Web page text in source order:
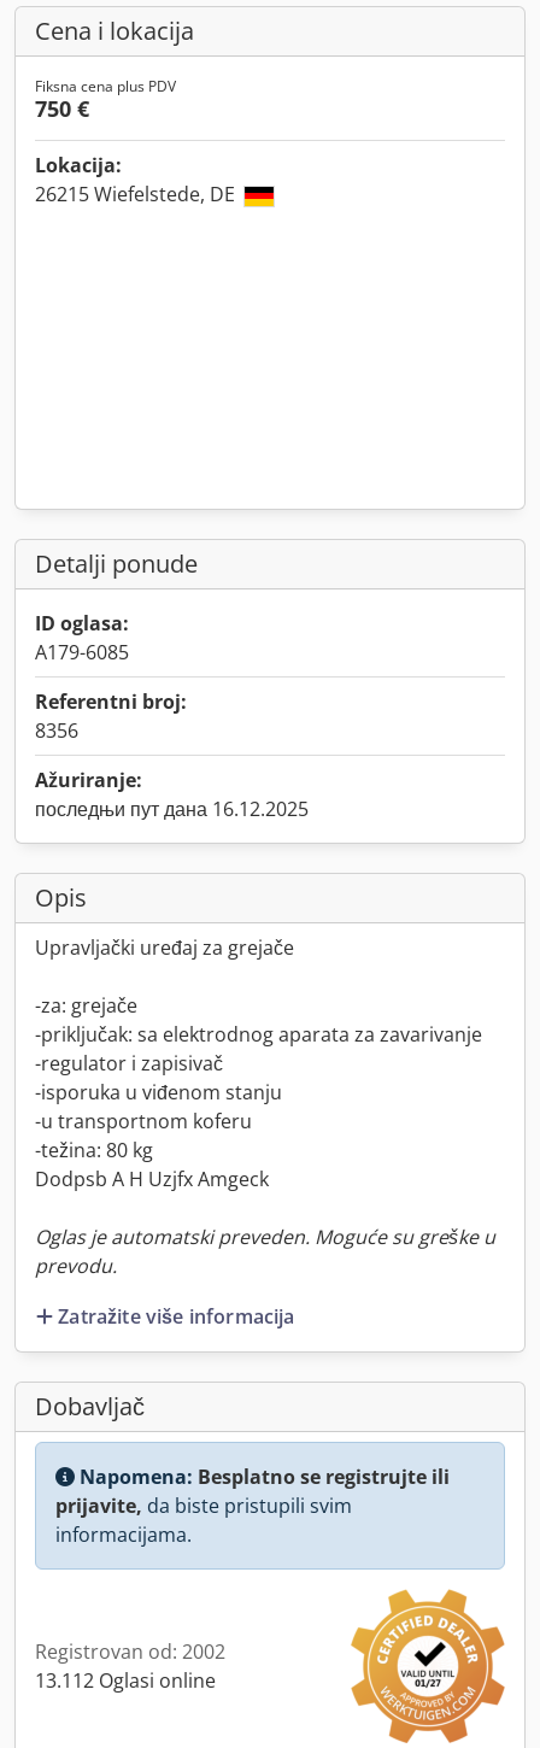
Cena i lokacija
Fiksna cena plus PDV
750 €
Lokacija:
26215 Wiefelstede, DE
Detalji ponude
ID oglasa:
A179-6085
Referentni broj:
8356
Ažuriranje:
последњи пут дана 16.12.2025
Opis
Upravljački uređaj za grejače
-za: grejače
-priključak: sa elektrodnog aparata za zavarivanje
-regulator i zapisivač
-isporuka u viđenom stanju
-u transportnom koferu
-težina: 80 kg
Dodpsb A H Uzjfx Amgeck
Oglas je automatski preveden. Moguće su greške u
prevodu.
Zatražite više informacija
Dobavljač
Napomena: Besplatno se registrujte ili
prijavite, da biste pristupili svim
informacijama.
Registrovan od: 2002
13.112 Oglasi online